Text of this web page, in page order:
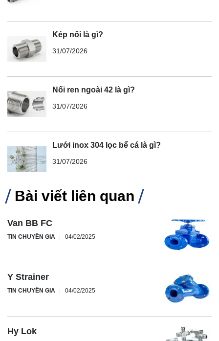
Kép nối là gì?
31/07/2026
Nối ren ngoài 42 là gì?
31/07/2026
Lưới inox 304 lọc bể cá là gì?
31/07/2026
Bài viết liên quan
Van BB FC
TIN CHUYÊN GIA 04/02/2025
Y Strainer
TIN CHUYÊN GIA 04/02/2025
Hy Lok